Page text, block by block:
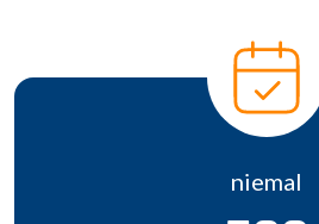
niemal